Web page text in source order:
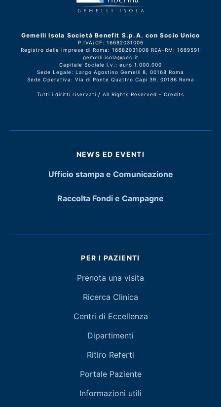
Gemelli Isola Società Benefit S.p.A. con Socio Unico
P.IVA/CF: 16682031006
Registro delle Imprese di Roma: 16682031006 REA-RM: 1669591
gemelli.isola@pec.it
Capitale Sociale i.v.: euro 1.000.000
Sede Legale: Largo Agostino Gemelli 8, 00168 Roma
Sede Operativa: Via di Ponte Quattro Capi 39, 00186 Roma
Tutti i diritti riservati / All Rights Reserved - Credits
NEWS ED EVENTI
Ufficio stampa e Comunicazione
Raccolta Fondi e Campagne
PER I PAZIENTI
Prenota una visita
Ricerca Clinica
Centri di Eccellenza
Dipartimenti
Ritiro Referti
Portale Paziente
Informazioni utili